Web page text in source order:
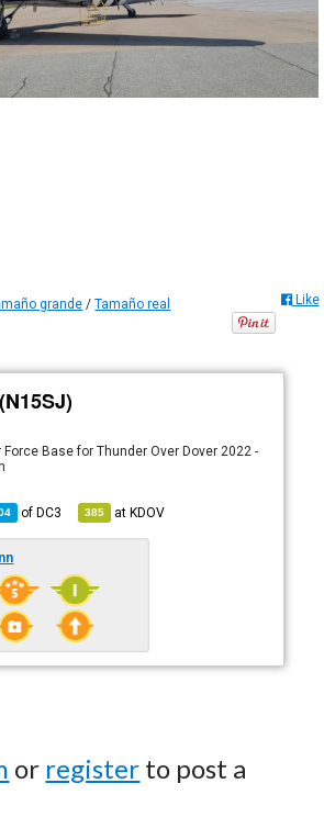
grande /Tamaño real Like
Base for Thunder Over Dover 2022 -
ofDC3 385 atKDOV
or register to post a